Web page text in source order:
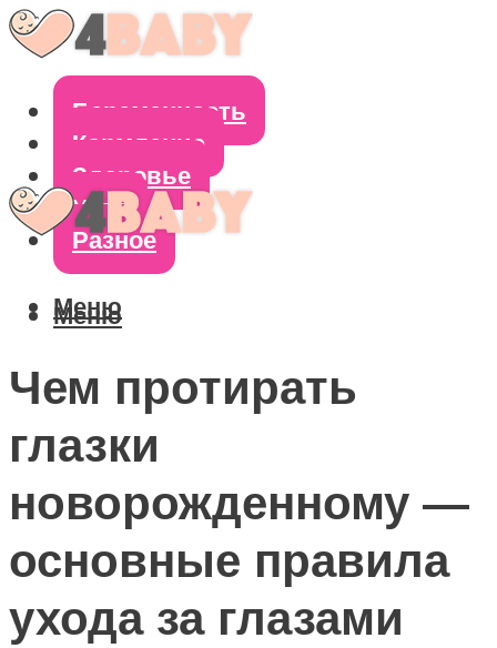
Беременность
Кормление
Здоровье
Уход
Разное
Меню
Меню
Чем протирать
глазки
новорожденному —
основные правила
ухода за глазами